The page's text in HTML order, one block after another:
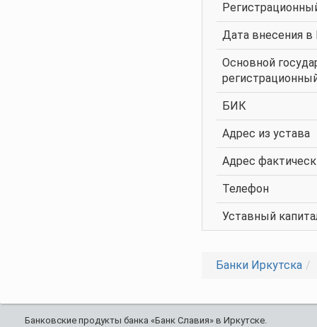
Дата внесения
Основной
БИК
Адрес из устава
Адрес
Телефон
Уставный
Банки Иркутска
Банковские продукты банка «Банк Славия» в Иркутске.